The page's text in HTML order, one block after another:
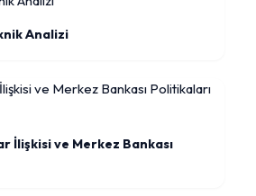
Analizi
İlişkisi ve Merkez Bankası